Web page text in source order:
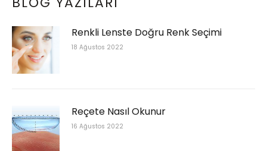
Renkli Lenste Doğru Renk Seçimi
18 Ağustos 2022
Reçete Nasıl Okunur
16 Ağustos 2022